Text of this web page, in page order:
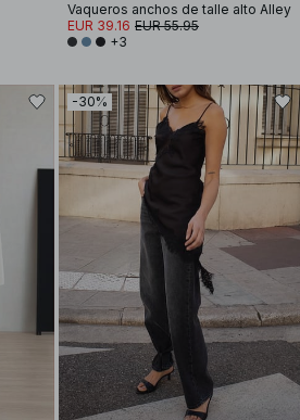
Vaqueros anchos de talle alto Alley
EUR 39.16 EUR 55.95
+3
-30%